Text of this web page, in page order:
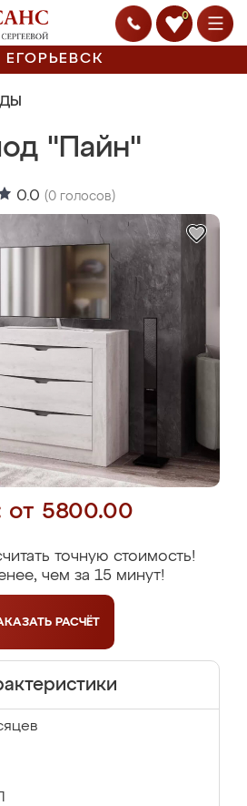
0
ЕГОРЬЕВСК
"Пайн"
0.0 (0 голосов)
от 5800.00
точную стоимость!
чем за 15 минут!
РАСЧЁТ